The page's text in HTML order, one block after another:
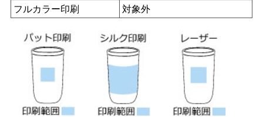
フルカラー印刷
対象外